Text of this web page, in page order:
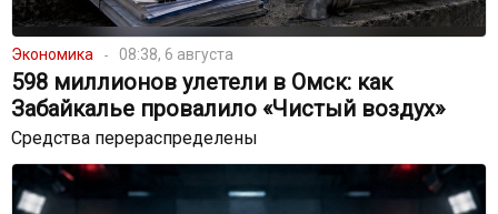
Экономика 08:38, 6 августа
598 миллионов улетели в Омск: как
Забайкалье провалило «Чистый воздух»
Средства перераспределены